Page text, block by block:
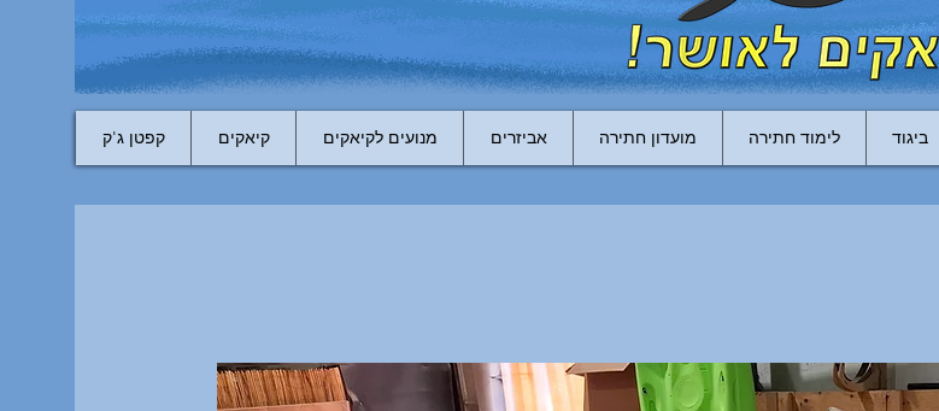
קפטן ג'ק קיאקים מנועים לקיאקים אביזרים מועדון חתירה לימוד חתירה ביגוד